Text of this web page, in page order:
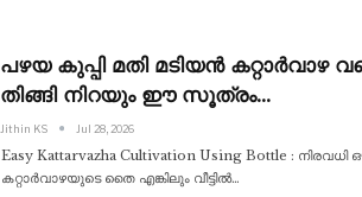
പഴയ കുപ്പി മതി മടിയൻ
തിങ്ങി നിറയും ഈ സൂത്രം…
Jithin KS Jul 28, 2026
Easy Kattarvazha Cultivation Using Bottle :
കറ്റാർവാഴയുടെ തൈ എങ്കിലും വീട്ടിൽ…